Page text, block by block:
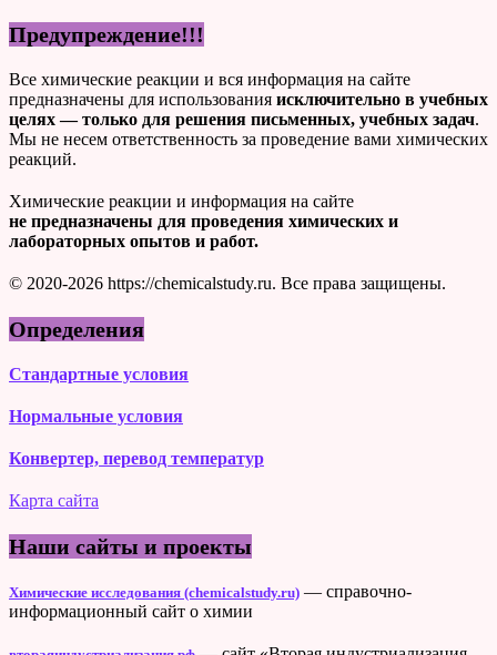
Предупреждение!!!
Все химические реакции и вся информация на сайте
предназначены для использования исключительно в учебных
целях — только для решения письменных, учебных задач.
Мы не несем ответственность за проведение вами химических
реакций.
Химические реакции и информация на сайте
не предназначены для проведения химических и
лабораторных опытов и работ.
© 2020-2026 https://chemicalstudy.ru. Все права защищены.
Определения
Стандартные условия
Нормальные условия
Конвертер, перевод температур
Карта сайта
Наши сайты и проекты
Химические исследования (chemicalstudy.ru) — справочно-
информационный сайт о химии